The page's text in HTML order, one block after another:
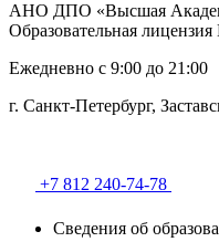
АНО ДПО «Высшая
Образовательная
Ежедневно с 9:00 до 21:00
г. Санкт-Петербург,
+7 812 240-74-78
Сведения об